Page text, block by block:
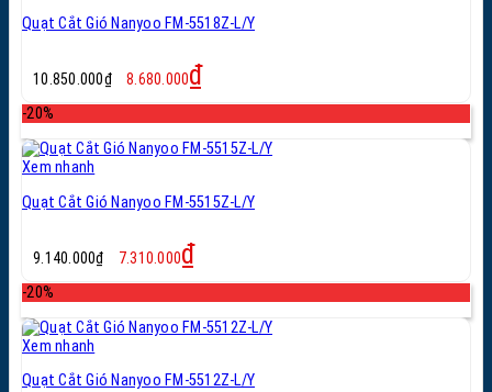
Quạt Cắt Gió Nanyoo FM-5518Z-L/Y
10.850.000₫
Giá
gốc
là:
10.850.000₫.
8.680.000₫
tại
là:
8.680.000₫.
-20%
Xem nhanh
Quạt Cắt Gió Nanyoo FM-5515Z-L/Y
9.140.000₫
Giá
gốc
là:
9.140.000₫.
7.310.000₫
tại
là:
7.310.000₫.
-20%
Xem nhanh
Quạt Cắt Gió Nanyoo FM-5512Z-L/Y